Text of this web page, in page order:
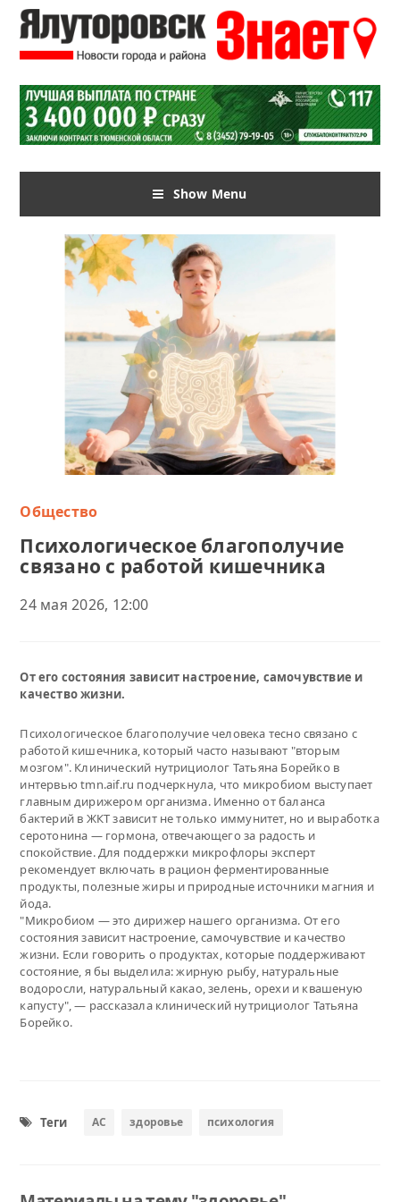
Show Menu
Общество
Психологическое благополучие
связано с работой кишечника
24 мая 2026, 12:00
От его состояния зависит настроение, самочувствие и
качество жизни.
Психологическое благополучие человека тесно связано с
работой кишечника, который часто называют "вторым
мозгом". Клинический нутрициолог Татьяна Борейко в
интервью tmn.aif.ru подчеркнула, что микробиом выступает
главным дирижером организма. Именно от баланса
бактерий в ЖКТ зависит не только иммунитет, но и выработка
серотонина — гормона, отвечающего за радость и
спокойствие. Для поддержки микрофлоры эксперт
рекомендует включать в рацион ферментированные
продукты, полезные жиры и природные источники магния и
йода.
"Микробиом — это дирижер нашего организма. От его
состояния зависит настроение, самочувствие и качество
жизни. Если говорить о продуктах, которые поддерживают
состояние, я бы выделила: жирную рыбу, натуральные
водоросли, натуральный какао, зелень, орехи и квашеную
капусту", — рассказала клинический нутрициолог Татьяна
Борейко.
Теги АС здоровье психология